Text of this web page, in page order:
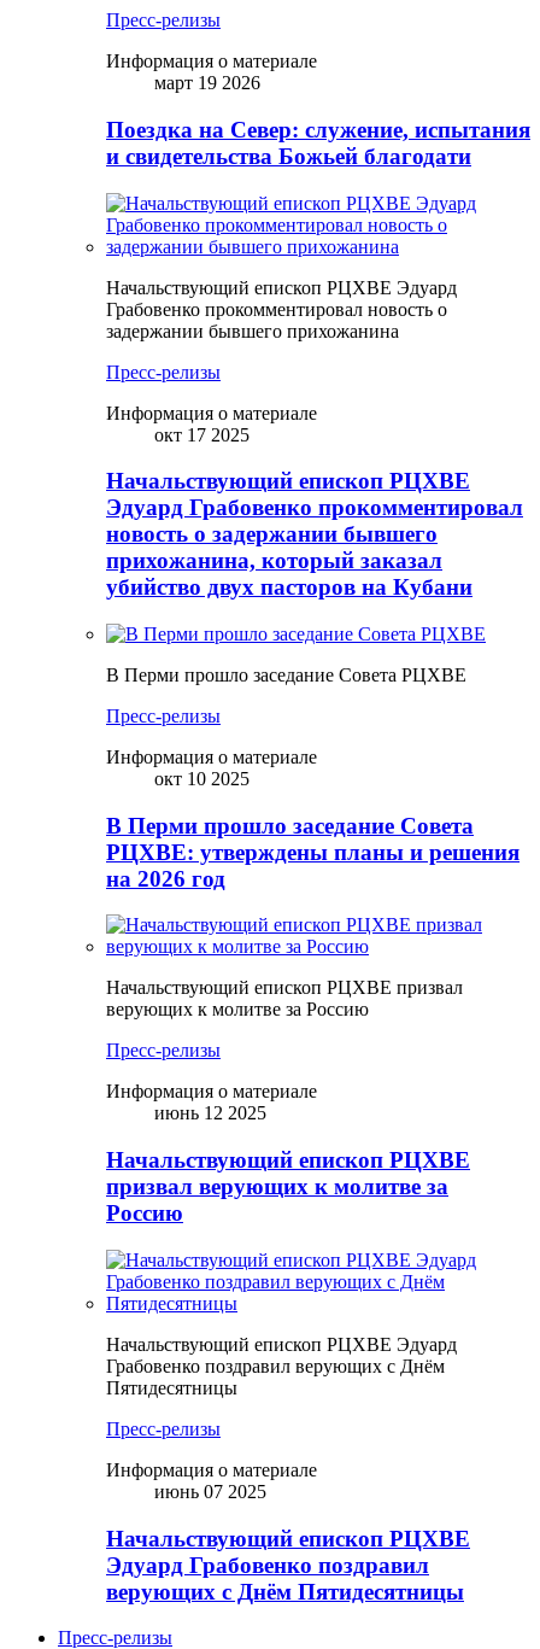
Пресс-релизы
Информация о материале
март 19 2026
Поездка на Север: служение, испытания
и свидетельства Божьей благодати
Начальствующий епископ РЦХВЕ Эдуард
Грабовенко прокомментировал новость о
задержании бывшего прихожанина
Пресс-релизы
Информация о материале
окт 17 2025
Начальствующий епископ РЦХВЕ
Эдуард Грабовенко прокомментировал
новость о задержании бывшего
прихожанина, который заказал
убийство двух пасторов на Кубани
В Перми прошло заседание Совета РЦХВЕ
Пресс-релизы
Информация о материале
окт 10 2025
В Перми прошло заседание Совета
РЦХВЕ: утверждены планы и решения
на 2026 год
Начальствующий епископ РЦХВЕ призвал
верующих к молитве за Россию
Пресс-релизы
Информация о материале
июнь 12 2025
Начальствующий епископ РЦХВЕ
призвал верующих к молитве за
Россию
Начальствующий епископ РЦХВЕ Эдуард
Грабовенко поздравил верующих с Днём
Пятидесятницы
Пресс-релизы
Информация о материале
июнь 07 2025
Начальствующий епископ РЦХВЕ
Эдуард Грабовенко поздравил
верующих с Днём Пятидесятницы
Пресс-релизы